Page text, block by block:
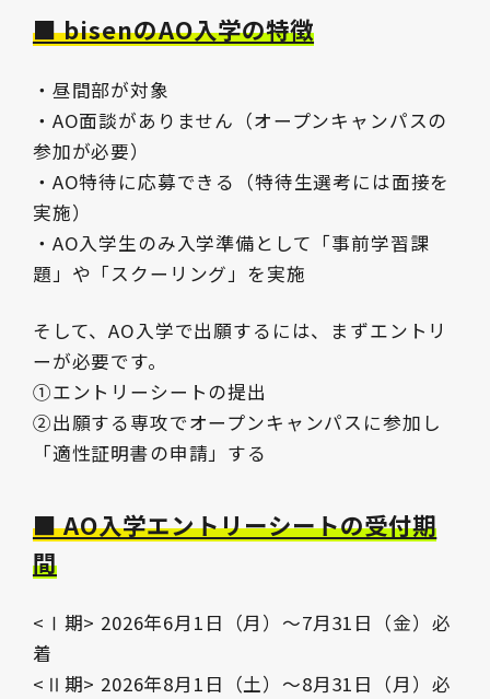
■ bisenのAO入学の特徴
・昼間部が対象
・AO面談がありません（オープンキャンパスの
参加が必要）
・AO特待に応募できる（特待生選考には面接を
実施）
・AO入学生のみ入学準備として「事前学習課
題」や「スクーリング」を実施
そして、AO入学で出願するには、まずエントリ
ーが必要です。
①エントリーシートの提出
②出願する専攻でオープンキャンパスに参加し
「適性証明書の申請」する
■ AO入学エントリーシートの受付期
間
<Ⅰ期> 2026年6月1日（月）～7月31日（金）必
着
<Ⅱ期> 2026年8月1日（土）～8月31日（月）必